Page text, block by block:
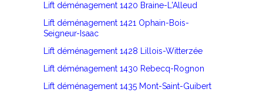
Lift déménagement 1420 Braine-L'Alleud
Lift déménagement 1421 Ophain-Bois-
Seigneur-Isaac
Lift déménagement 1428 Lillois-Witterzée
Lift déménagement 1430 Rebecq-Rognon
Lift déménagement 1435 Mont-Saint-Guibert